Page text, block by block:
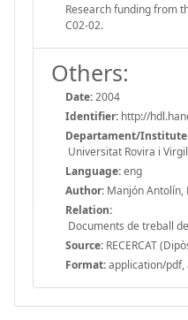
Research funding from
C02-02.
Others:
Date:2004
Identifier: http://
Departament/
Universitat Rovira i
Language:eng
Author: Manjón Antolín,
Relation:
Documents de treball
Source: RECERCAT
Format:application/pdf,